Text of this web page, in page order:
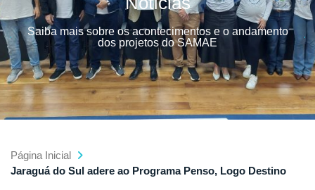
Saiba mais sobre os acontecimentos e o andamento
dos projetos do SAMAE
Página Inicial
Jaraguá do Sul adere ao Programa Penso, Logo Destino